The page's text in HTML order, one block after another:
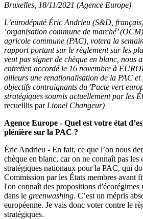
Bruxelles, 18/11/2021 (Agence Europe)
L’eurodéputé Éric Andrieu (S&D,
‘organisation commune de marché’
agricole commune (PAC), votera la
rapport portant sur le règlement sur les
veut pas signer de chèque en blanc, nous
entretien accordé le 16 novembre à
ailleurs une renationalisation de la PAC et
objectifs contraignants du 'Pacte vert
stratégiques soumis actuellement par les
recueillis par Lionel Changeur)
Agence Europe - Quel est votre état
plénière sur la PAC ?
Éric Andrieu - En fait, ce que l’on nous
chèque en blanc, car on ne connaît pas les
stratégiques nationaux pour la PAC, qui
Commission par les États membres avant
l'on connaît des propositions d'écorégimes
dans le greenwashing. C’est un mépris
européenne. Je vais donc voter contre le
stratégiques.